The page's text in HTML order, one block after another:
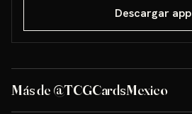
Descargar app
Más de @TCGCardsMexico
Sorteo: PIKACHU PSA 10 GRATIS→